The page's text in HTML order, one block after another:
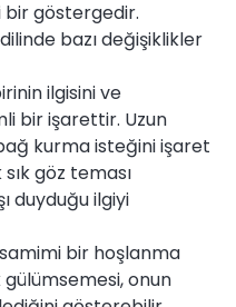
bir göstergedir.
bazı değişiklikler
ilgisini ve
bir işarettir. Uzun
kurma isteğini işaret
göz teması
duyduğu ilgiyi
bir hoşlanma
gülümsemesi, onun